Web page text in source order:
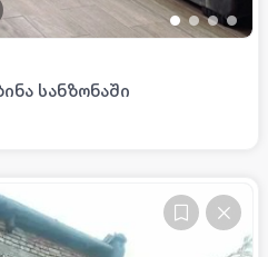
••••
სანზონაში